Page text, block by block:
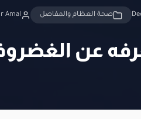
صحة العظام والمفاصل Amal
عن